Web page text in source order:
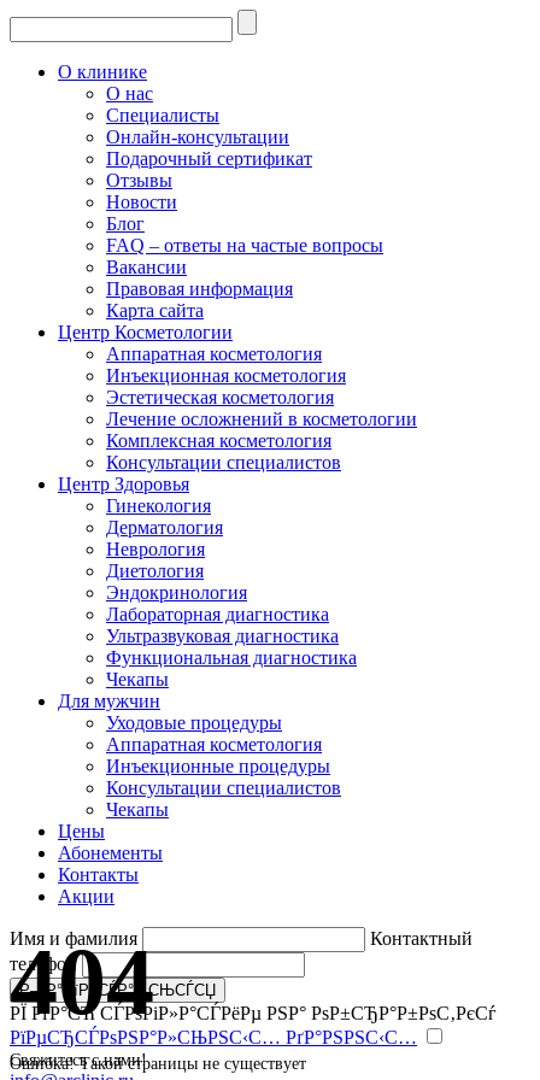
О клинике
О нас
Специалисты
Онлайн-консультации
Подарочный сертификат
Отзывы
Новости
Блог
FAQ – ответы на частые вопросы
Вакансии
Правовая информация
Карта сайта
Центр Косметологии
Аппаратная косметология
Инъекционная косметология
Эстетическая косметология
Лечение осложнений в косметологии
Комплексная косметология
Консультации специалистов
Центр Здоровья
Гинекология
Дерматология
Неврология
Диетология
Эндокринология
Лабораторная диагностика
Ультразвуковая диагностика
Функциональная диагностика
Чекапы
Для мужчин
Уходовые процедуры
Аппаратная косметология
Инъекционные процедуры
Консультации специалистов
Чекапы
Цены
Абонементы
Контакты
Акции
404
Ошибка! Такой страницы не существует
Имя и фамилия
Контактный
телефон
РЇ РґР°СЋ СЃРѕРіР»Р°СЃРёРµ РЅР° РѕР±СЂР°Р±РѕС‚РєСѓ
РїРµСЂСЃРѕРЅР°Р»СЊРЅС‹С… РґР°РЅРЅС‹С…
Свяжитесь с нами!